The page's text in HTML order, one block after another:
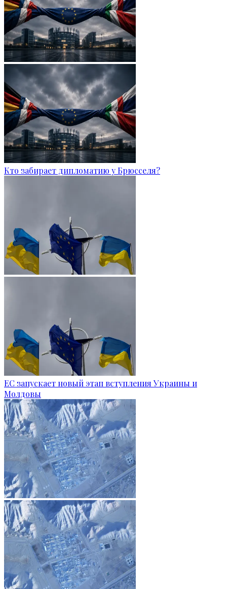
Кто забирает дипломатию у Брюсселя?
ЕС запускает новый этап вступления Украины и
Молдовы